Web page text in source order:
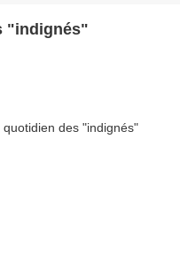
"indignés"